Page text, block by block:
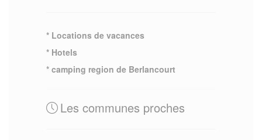
* Locations de vacances
* Hotels
* camping region de Berlancourt
Les communes proches